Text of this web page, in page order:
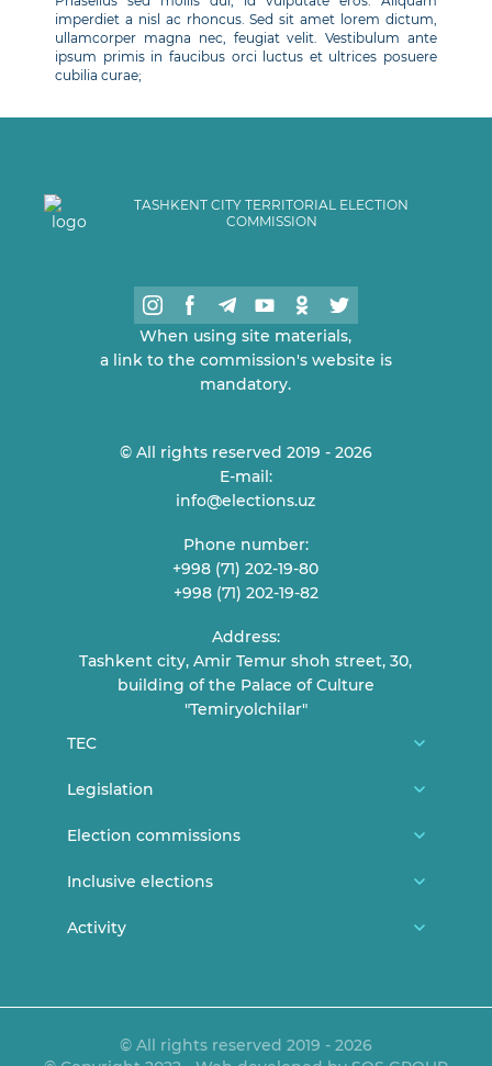
imperdiet a nisl ac rhoncus. Sed sit amet lorem dictum,
ullamcorper magna nec, feugiat velit. Vestibulum ante
ipsum primis in faucibus orci luctus et ultrices posuere
cubilia curae;
TASHKENT CITY TERRITORIAL ELECTION
COMMISSION
When using site materials,
a link to the commission's website is
mandatory.
© All rights reserved 2019 - 2026
E-mail:
info@elections.uz
Phone number:
+998 (71) 202-19-80
+998 (71) 202-19-82
Address:
Tashkent city, Amir Temur shoh street, 30,
building of the Palace of Culture
"Temiryolchilar"
TEC
About us
Contact
Legislation
Constitution
TEC Resolutions
Election commissions
District/city election commissions
Inclusive elections
Elections and youth
Activity
Announcements
MEDIA ACCREDITATION PROCEDURE
© All rights reserved 2019 - 2026